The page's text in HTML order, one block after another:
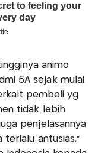
animo
5A sejak mulai
pembeli yg
tidak lebih
penjelasannya
antusias,”